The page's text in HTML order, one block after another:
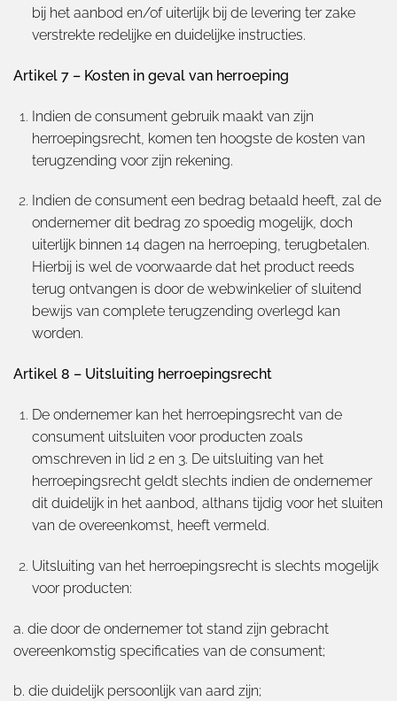
bij het aanbod en/of uiterlijk bij de levering ter zake
verstrekte redelijke en duidelijke instructies.
Artikel 7 – Kosten in geval van herroeping
Indien de consument gebruik maakt van zijn
herroepingsrecht, komen ten hoogste de kosten van
terugzending voor zijn rekening.
Indien de consument een bedrag betaald heeft, zal de
ondernemer dit bedrag zo spoedig mogelijk, doch
uiterlijk binnen 14 dagen na herroeping, terugbetalen.
Hierbij is wel de voorwaarde dat het product reeds
terug ontvangen is door de webwinkelier of sluitend
bewijs van complete terugzending overlegd kan
worden.
Artikel 8 – Uitsluiting herroepingsrecht
De ondernemer kan het herroepingsrecht van de
consument uitsluiten voor producten zoals
omschreven in lid 2 en 3. De uitsluiting van het
herroepingsrecht geldt slechts indien de ondernemer
dit duidelijk in het aanbod, althans tijdig voor het sluiten
van de overeenkomst, heeft vermeld.
Uitsluiting van het herroepingsrecht is slechts mogelijk
voor producten:
a. die door de ondernemer tot stand zijn gebracht
overeenkomstig specificaties van de consument;
b. die duidelijk persoonlijk van aard zijn;